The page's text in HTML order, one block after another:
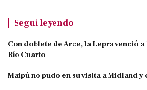
Seguí leyendo
Con doblete de Arce, la Lepra venció
Río Cuarto
Maipú no pudo en su visita a Midland y